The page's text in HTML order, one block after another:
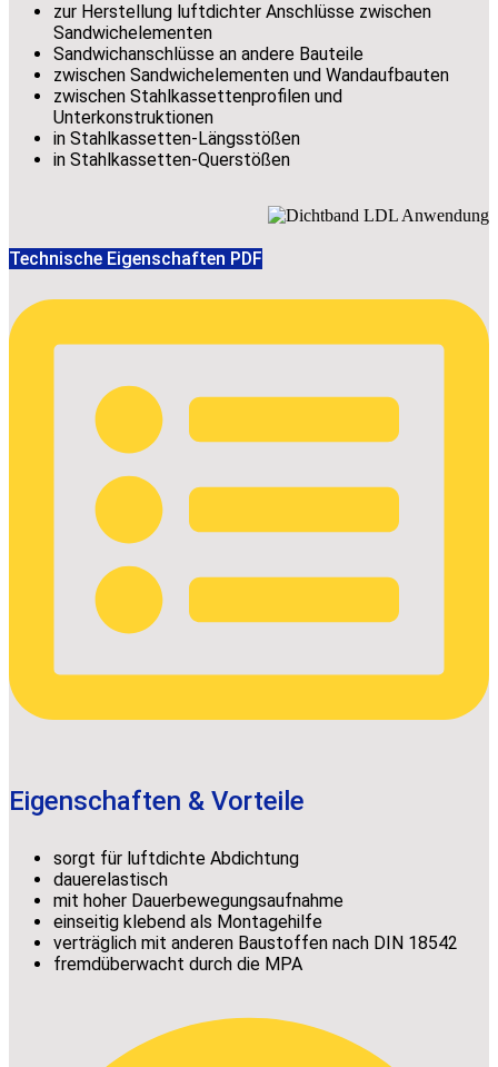
zur Herstellung luftdichter Anschlüsse zwischen
Sandwichelementen
Sandwichanschlüsse an andere Bauteile
zwischen Sandwichelementen und Wandaufbauten
zwischen Stahlkassettenprofilen und
Unterkonstruktionen
in Stahlkassetten-Längsstößen
in Stahlkassetten-Querstößen
Technische Eigenschaften PDF
Eigenschaften & Vorteile
sorgt für luftdichte Abdichtung
dauerelastisch
mit hoher Dauerbewegungsaufnahme
einseitig klebend als Montagehilfe
verträglich mit anderen Baustoffen nach DIN 18542
fremdüberwacht durch die MPA